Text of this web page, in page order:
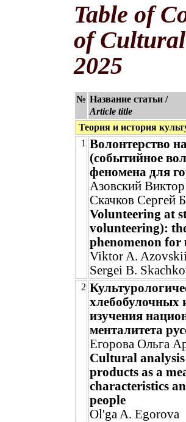
Table of
of
2025
№ Название статьи /
Article title
Теория и история
1 Волонтерство
(событийное
феномена для
Азовский
Скачков Сергей
Volunteering at
volunteering):
phenomenon
Viktor A.
Sergei B.
2
хлебобулочных
изучения
менталитета
Егорова Ольга
Cultural
products as a
characteristics
people
Ol'ga A. Egorova